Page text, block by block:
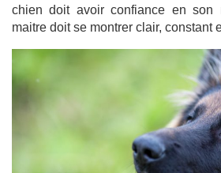
chien doit avoir confiance en son
maitre doit se montrer clair, constant